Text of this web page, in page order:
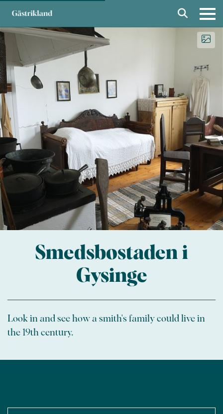
Smedsbostaden i
Gysinge
Look in and see how a smith's family could live in
the 19th century.